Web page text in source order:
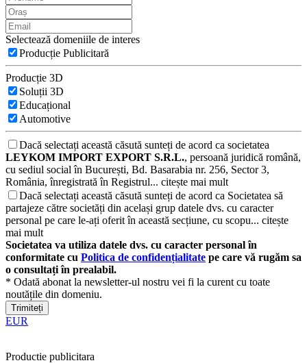
Selectează domeniile de interes
Producție Publicitară
Producție 3D
Soluții 3D
Educațional
Automotive
Dacă selectați această căsută sunteți de acord ca societatea
LEYKOM IMPORT EXPORT S.R.L., persoană juridică română,
cu sediul social în București, Bd. Basarabia nr. 256, Sector 3,
România, înregistrată în Registrul... citește mai mult
Dacă selectați această căsută sunteți de acord ca Societatea să
partajeze către societăți din același grup datele dvs. cu caracter
personal pe care le-ați oferit în această secțiune, cu scopu... citește
mai mult
Societatea va utiliza datele dvs. cu caracter personal în
conformitate cu Politica de confidențialitate pe care vă rugăm sa
o consultați în prealabil.
* Odată abonat la newsletter-ul nostru vei fi la curent cu toate
noutățile din domeniu.
Trimiteți
EUR
Productie publicitara